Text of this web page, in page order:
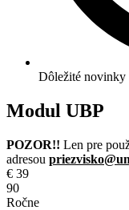
Dôležité novinky
Modul UBP
POZOR!! Len pre
adresou
€ 39
90
Ročne